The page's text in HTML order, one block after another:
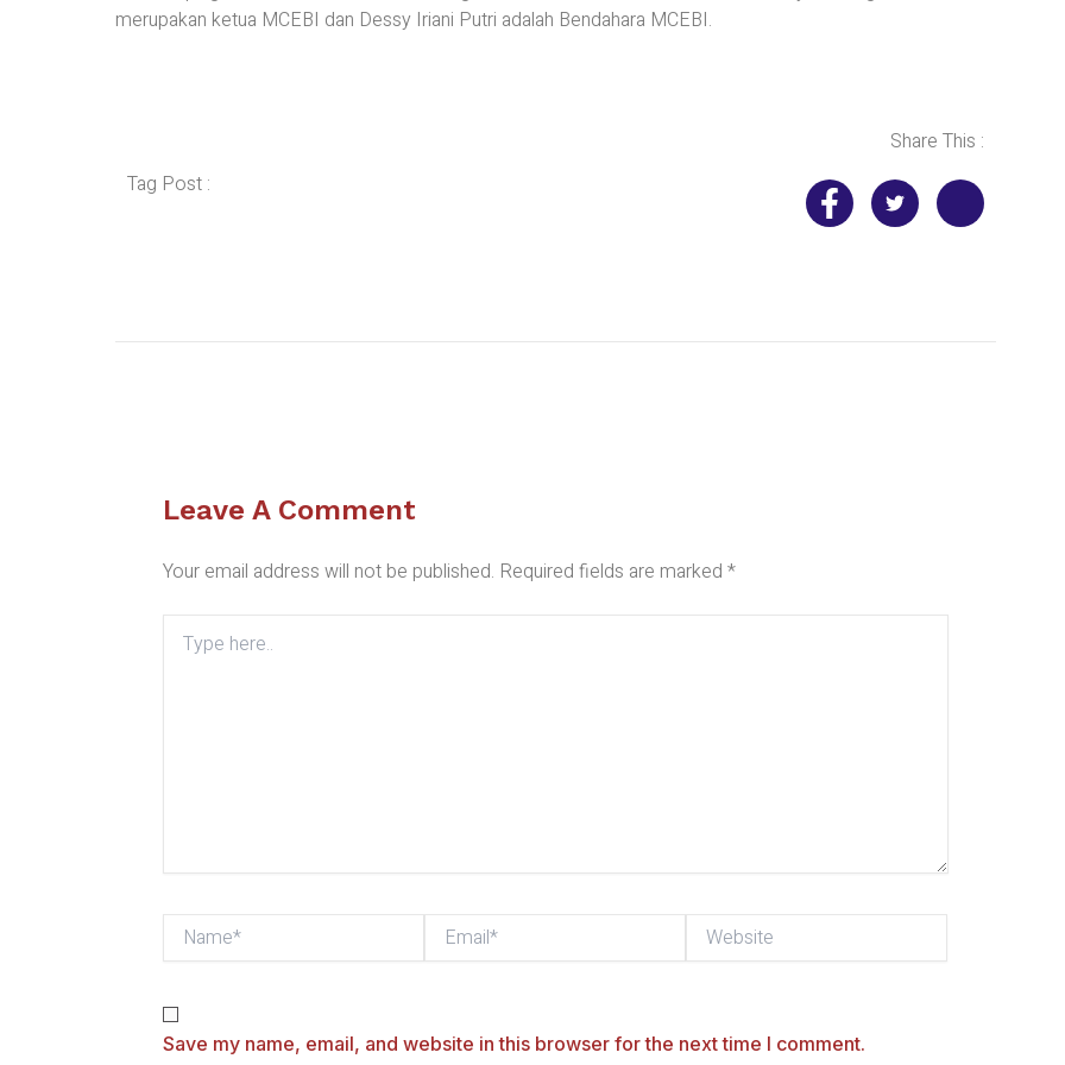
merupakan ketua MCEBI dan Dessy Iriani Putri adalah Bendahara MCEBI.
Tag Post :
Share This :
Leave A Comment
Your email address will not be published. Required fields are marked *
Type
Name* Email* Website
Save my name, email, and website in this browser for the next time I comment.